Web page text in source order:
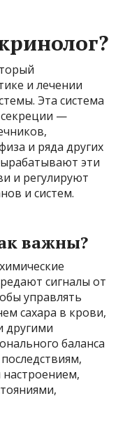
и лечении
Эта система
секреции —
и ряда других
эти
и регулируют
и систем.
важны?
сигналы от
управлять
сахара в крови,
другими
баланса